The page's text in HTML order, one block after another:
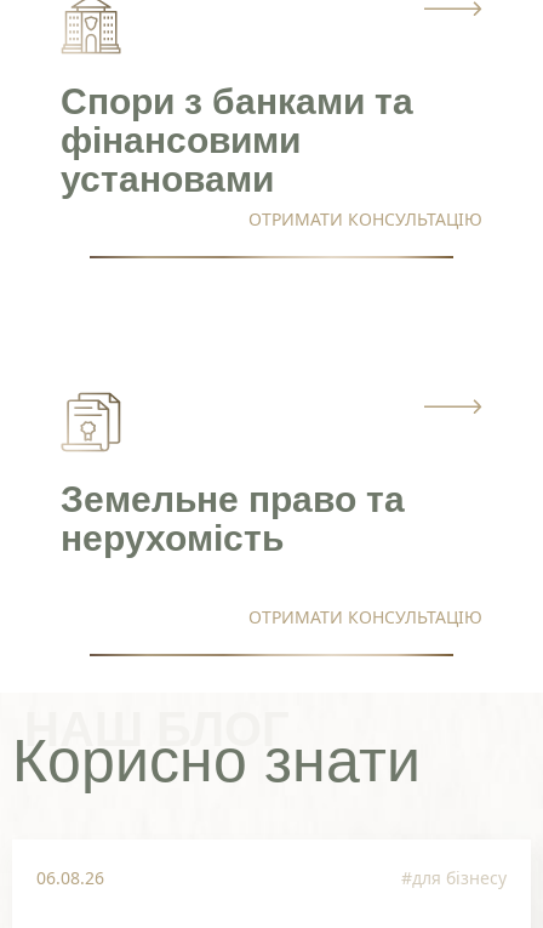
Спори з банками та
фінансовими
установами
ОТРИМАТИ КОНСУЛЬТАЦІЮ
Земельне право та
нерухомість
ОТРИМАТИ КОНСУЛЬТАЦІЮ
НАШ БЛОГ
Корисно знати
06.08.26 #для бізнесу
06/
Я погоджуюсь з політикою обробки
персональних даних
07/
Записатись на консультацію
Далі